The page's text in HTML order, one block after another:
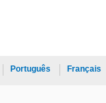
Français
Português